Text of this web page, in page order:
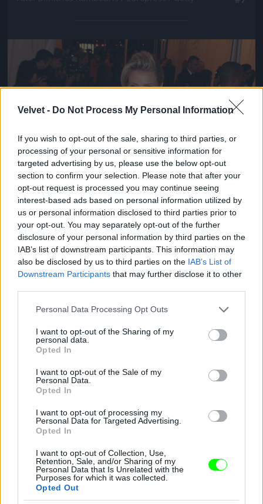
Velvet - Do Not Process My Personal Information
If you wish to opt-out of the sale, sharing to third parties, or
processing of your personal or sensitive information for
targeted advertising by us, please use the below opt-out
section to confirm your selection. Please note that after your
opt-out request is processed you may continue seeing
interest-based ads based on personal information utilized by
us or personal information disclosed to third parties prior to
your opt-out. You may separately opt-out of the further
disclosure of your personal information by third parties on the
IAB’s list of downstream participants. This information may
also be disclosed by us to third parties on the IAB’s List of
Downstream Participants that may further disclose it to other
Please note that this website/app uses one or more Google
not limited to your visit or usage behaviour. You may click to
grant or deny consent to Google and its third-party tags to
use your data for below specified purposes in below Google
consent section.
Personal Data Processing Opt Outs
I want to opt-out of the Sharing of my
personal data.
Opted In
I want to opt-out of the Sale of my
Personal Data.
Opted In
I want to opt-out of processing my
Personal Data for Targeted Advertising.
Opted In
I want to opt-out of Collection, Use,
Retention, Sale, and/or Sharing of my
Personal Data that Is Unrelated with the
Purposes for which it was collected.
Opted Out
Jön még kép!
Zárt nyak - Cameron Diaz
Fotó: Nancy Kaszerman / Northfoto